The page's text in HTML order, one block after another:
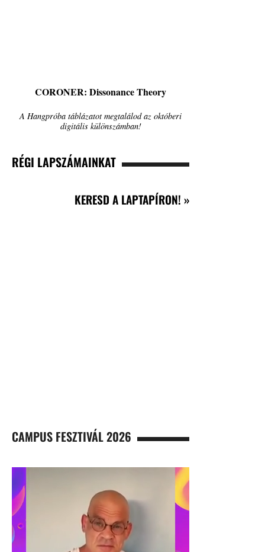
CORONER: Dissonance Theory
A Hangpróba táblázatot megtalálod az októberi
digitális különszámban!
RÉGI LAPSZÁMAINKAT
KERESD A LAPTAPÍRON! »
CAMPUS FESZTIVÁL 2026